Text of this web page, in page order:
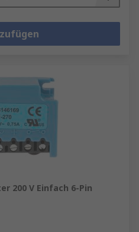
200 V Einfach 6-Pin